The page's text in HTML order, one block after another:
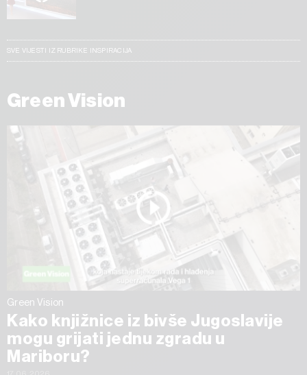
SVE VIJESTI IZ RUBRIKE INSPIRACIJA
Green Vision
Green Vision
Kako knjižnice iz bivše Jugoslavije
mogu grijati jednu zgradu u
Mariboru?